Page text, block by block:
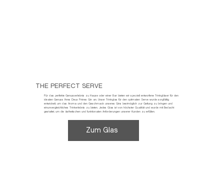
THE PERFECT SERVE
Für das perfekte Genusserlebnis zu Hause oder einer Bar bieten wir speziell entworfene Trinkgläser für den
idealen Genuss Ihres Deux Frères Gin an. Unser Trinkglas für den optimalen Serve wurde sorgfältig
entwickelt, um das Aroma und den Geschmack unseres Gins bestmöglich zur Geltung zu bringen und
einunvergleichliches Trinkerlebnis zu bieten. Jedes Glas ist von höchster Qualität und wurde mit Bedacht
gestaltet, um die ästhetischen und funktionalen Anforderungen unserer Kunden zu erfüllen.
Zum Glas